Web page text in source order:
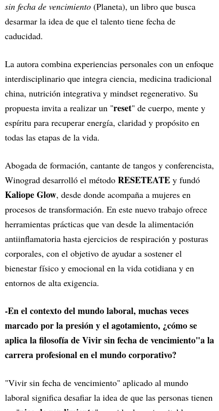
sin fecha de vencimiento (Planeta), un libro que busca
desarmar la idea de que el talento tiene fecha de
caducidad.
La autora combina experiencias personales con un enfoque
interdisciplinario que integra ciencia, medicina tradicional
china, nutrición integrativa y mindset regenerativo. Su
propuesta invita a realizar un "reset" de cuerpo, mente y
espíritu para recuperar energía, claridad y propósito en
todas las etapas de la vida.
Abogada de formación, cantante de tangos y conferencista,
Winograd desarrolló el método RESETEATE y fundó
Kaliope Glow, desde donde acompaña a mujeres en
procesos de transformación. En este nuevo trabajo ofrece
herramientas prácticas que van desde la alimentación
antiinflamatoria hasta ejercicios de respiración y posturas
corporales, con el objetivo de ayudar a sostener el
bienestar físico y emocional en la vida cotidiana y en
entornos de alta exigencia.
-En el contexto del mundo laboral, muchas veces
marcado por la presión y el agotamiento, ¿cómo se
aplica la filosofía de Vivir sin fecha de vencimiento"a la
carrera profesional en el mundo corporativo?
"Vivir sin fecha de vencimiento" aplicado al mundo
laboral significa desafiar la idea de que las personas tienen